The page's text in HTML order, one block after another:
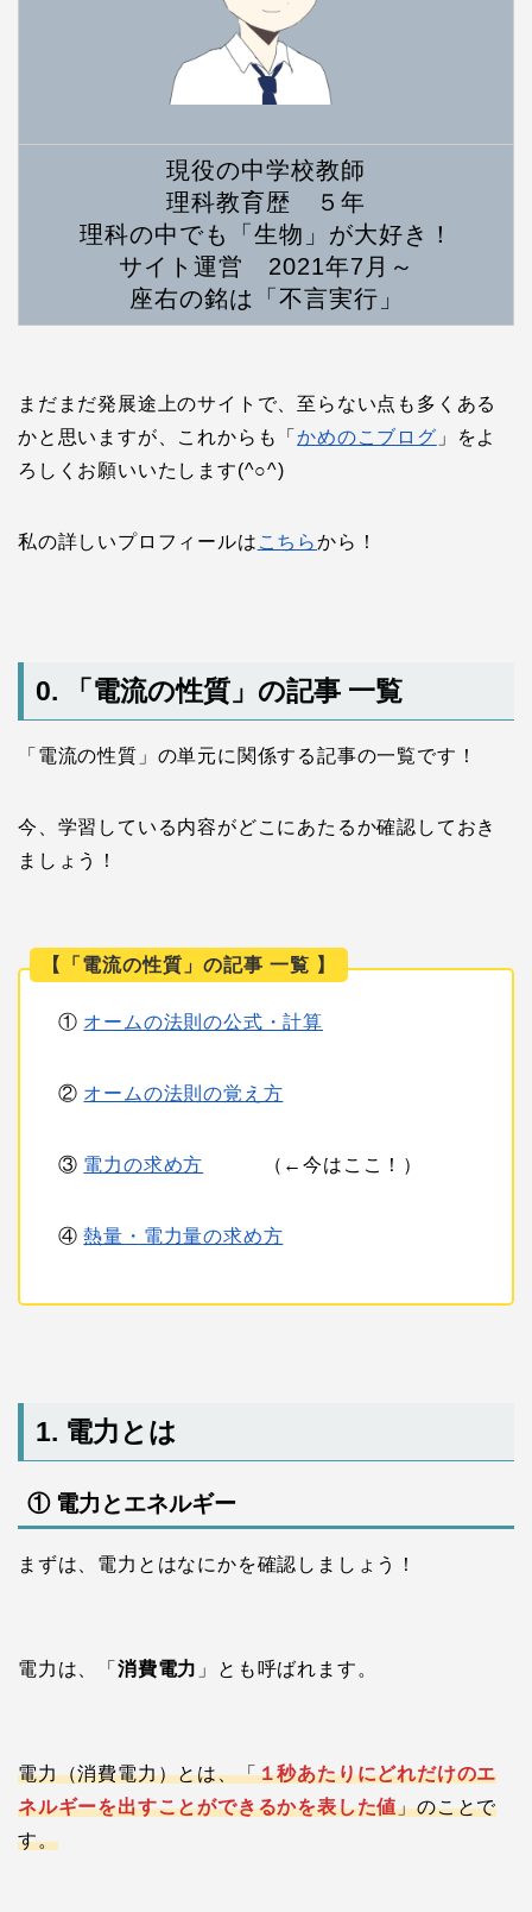
現役の中学校教師
理科教育歴 ５年
理科の中でも「生物」が大好き！
サイト運営 2021年7月～
座右の銘は「不言実行」
まだまだ発展途上のサイトで、至らない点も多くある
かと思いますが、これからも「かめのこブログ 」をよ
ろしくお願いいたします(^○^)
私の詳しいプロフィールは こちらから！
0. 「電流の性質」の記事 一覧
「電流の性質」の単元に関係する記事の一覧です！
今、学習している内容がどこにあたるか確認しておき
ましょう！
【「電流の性質」の記事 一覧 】
① オームの法則の公式・計算
② オームの法則の覚え方
③ 電力の求め方 （←今はここ！）
④熱量・電力量の求め方
1. 電力とは
① 電力とエネルギー
まずは、電力とはなにかを確認しましょう！
電力は、「 消費電力 」とも呼ばれます。
電力（消費電力）とは、「１秒あたりにどれだけのエ
ネルギーを出すことができるかを表した値」のことで
す。